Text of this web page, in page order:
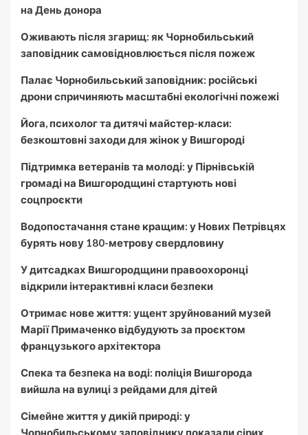
на День донора
Оживають після згарищ: як Чорнобильський
заповідник самовідновлюється після пожеж
Палає Чорнобильський заповідник: російські
дрони спричиняють масштабні екологічні пожежі
Йога, психолог та дитячі майстер-класи:
безкоштовні заходи для жінок у Вишгороді
Підтримка ветеранів та молоді: у Пірнівській
громаді на Вишгородщині стартують нові
соцпроєкти
Водопостачання стане кращим: у Нових Петрівцях
бурять нову 180-метрову свердловину
У дитсадках Вишгородщини правоохоронці
відкрили інтерактивні класи безпеки
Отримає нове життя: ущент зруйнований музей
Марії Примаченко відбудують за проєктом
французького архітектора
Спека та безпека на воді: поліція Вишгорода
вийшла на вулиці з рейдами для дітей
Сімейне життя у дикій природі: у
Чорнобильському заповіднику показали сірих